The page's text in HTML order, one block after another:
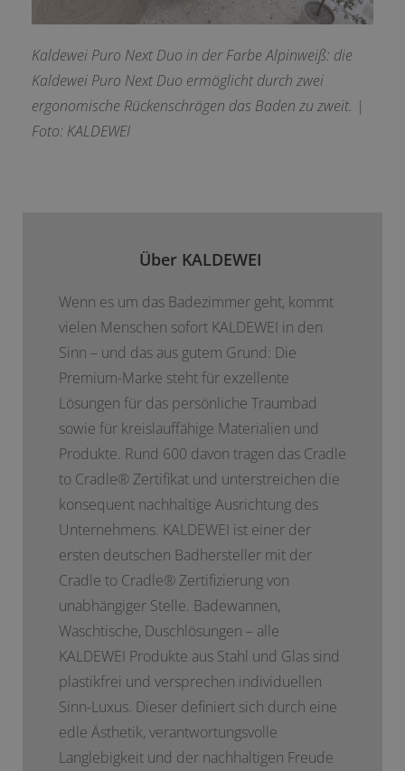
Kaldewei Puro Next Duo in der Farbe Alpinweiß: die
Kaldewei Puro Next Duo ermöglicht durch zwei
ergonomische Rückenschrägen das Baden zu zweit. |
Foto: KALDEWEI
Über KALDEWEI
Wenn es um das Badezimmer geht, kommt
vielen Menschen sofort KALDEWEI in den
Sinn – und das aus gutem Grund: Die
Premium-Marke steht für exzellente
Lösungen für das persönliche Traumbad
sowie für kreislauffähige Materialien und
Produkte. Rund 600 davon tragen das Cradle
to Cradle® Zertifikat und unterstreichen die
konsequent nachhaltige Ausrichtung des
Unternehmens. KALDEWEI ist einer der
ersten deutschen Badhersteller mit der
Cradle to Cradle® Zertifizierung von
unabhängiger Stelle. Badewannen,
Waschtische, Duschlösungen – alle
KALDEWEI Produkte aus Stahl und Glas sind
plastikfrei und versprechen individuellen
Sinn-Luxus. Dieser definiert sich durch eine
edle Ästhetik, verantwortungsvolle
Langlebigkeit und der nachhaltigen Freude